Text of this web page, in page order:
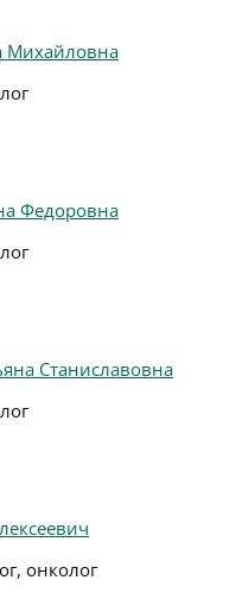
Михайловна
Федоровна
Станиславовна
онколог